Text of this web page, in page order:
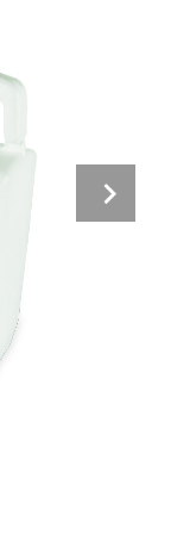
Next